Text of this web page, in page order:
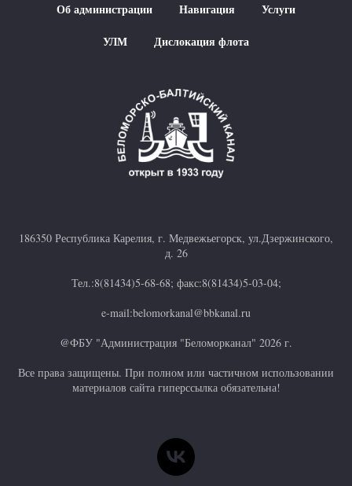
Об администрации Навигация
Услуги
УЛМ
Дислокация флота
186350 Республика Карелия, г. Медвежьегорск, ул.Дзержинского,
д. 26
Тел.:8(81434)5-68-68; факс:8(81434)5-03-04;
e-mail:belomorkanal@bbkanal.ru
@ФБУ "Администрация "Беломорканал" 2026 г.
Все права защищены. При полном или частичном использовании
материалов сайта гиперссылка обязательна!